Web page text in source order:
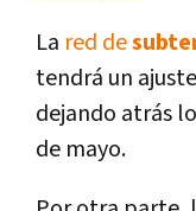
La red de
tendrá un
dejando atrás
de mayo.